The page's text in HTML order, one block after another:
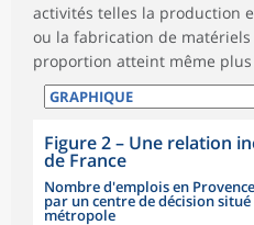
activités telles la production
ou la fabrication de
proportion atteint même
Figure 2– Une relation
de France
Nombre d'emplois en
par un centre de décision
métropole